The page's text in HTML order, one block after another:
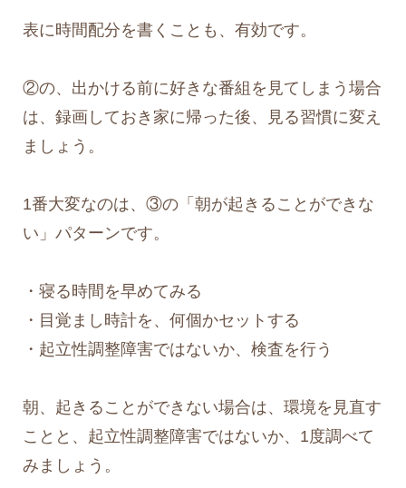
表に時間配分を書くことも、有効です。
②の、出かける前に好きな番組を見てしまう場合
は、録画しておき家に帰った後、見る習慣に変え
ましょう。
1番大変なのは、③の「朝が起きることができな
い」パターンです。
・寝る時間を早めてみる
・目覚まし時計を、何個かセットする
・起立性調整障害ではないか、検査を行う
朝、起きることができない場合は、環境を見直す
ことと、起立性調整障害ではないか、1度調べて
みましょう。